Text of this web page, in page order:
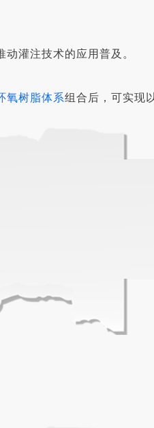
灌注技术的应用普及。
氧树脂体系组合后，可实现